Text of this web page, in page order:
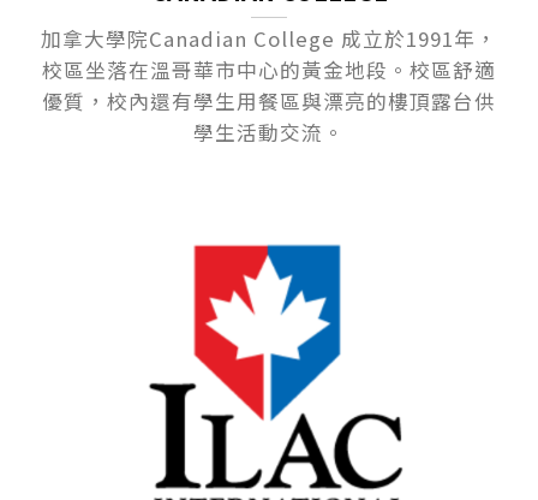
加拿大學院Canadian College 成立於1991年，
校區坐落在溫哥華市中心的黃金地段。校區舒適
優質，校內還有學生用餐區與漂亮的樓頂露台供
學生活動交流。